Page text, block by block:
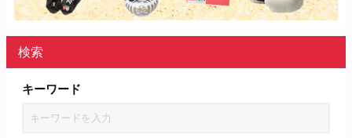
検索
キーワード